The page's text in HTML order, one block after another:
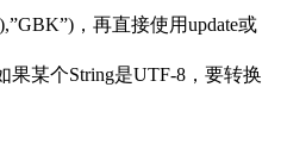
，再直接使用update或
果某个String是UTF-8，要转换